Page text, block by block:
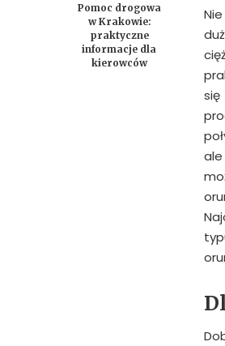
Pomoc drogowa
w Krakowie:
praktyczne
informacje dla
kierowców